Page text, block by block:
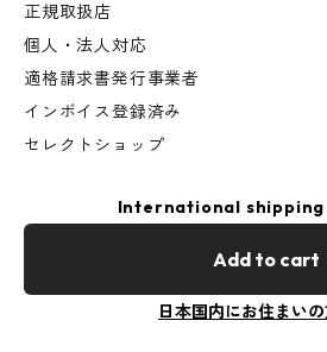
正規取扱店
個人・法人対応
適格請求書発行事業者
インボイス登録済み
セレクトショップ
International
Add to cart
日本国内にお住まい